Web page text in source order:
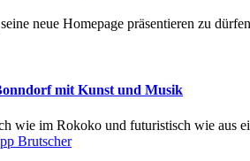
neue Homepage präsentieren zu
mit Kunst und Musik
wie im Rokoko und futuristisch wie aus